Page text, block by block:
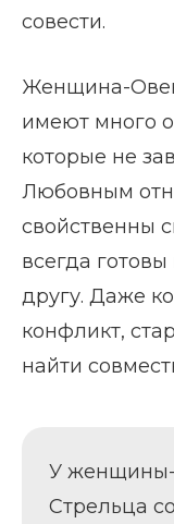
совести.
Женщина-
имеют много
которые не
Любовным
свойственны
всегда
другу. Даже
конфликт,
найти
У
Стрельца